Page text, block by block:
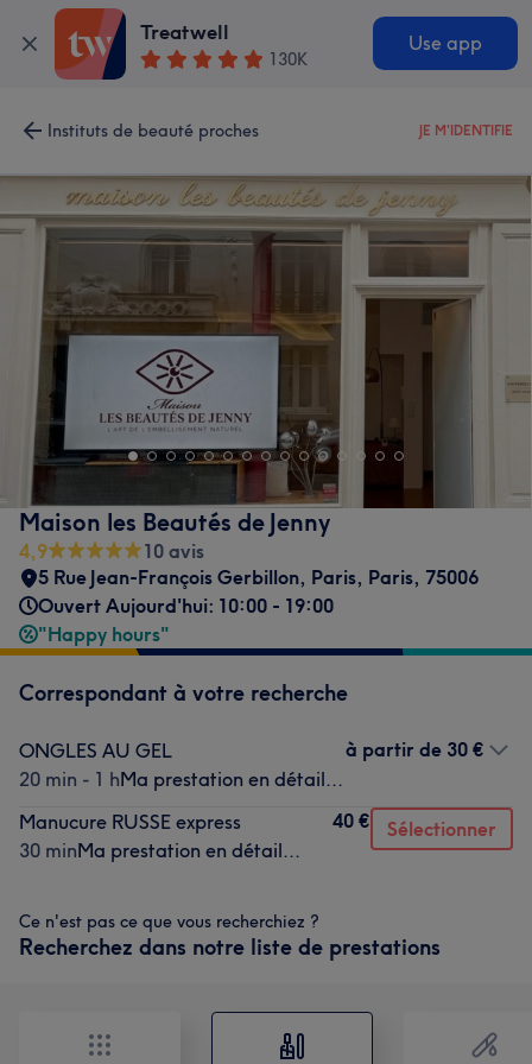
Treatwell
130K
Use app
Instituts de beauté proches JE M'IDENTIFIE
Maison les Beautés de Jenny
4,9
10 avis
5 Rue Jean-François Gerbillon, Paris, Paris, 75006
Ouvert Aujourd'hui: 10:00 - 19:00
"Happy hours"
Correspondant à votre recherche
ONGLES AU GEL
20 min - 1 hMa prestation en détail...
à partir de 30 €
Manucure RUSSE express
30 minMa prestation en détail...
40 € Sélectionner
Ce n'est pas ce que vous recherchiez ?
Recherchez dans notre liste de prestations